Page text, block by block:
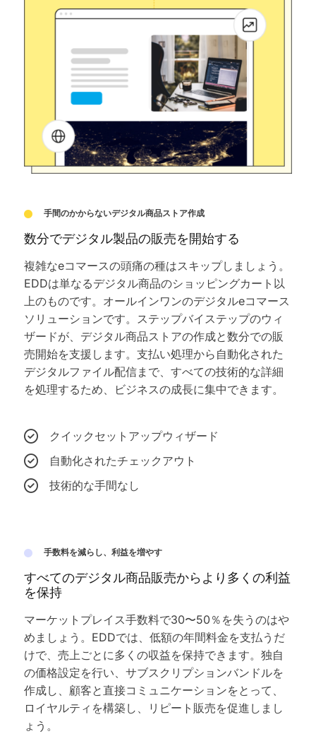
手間のかからないデジタル商品ストア作成
数分でデジタル製品の販売を開始する
複雑なeコマースの頭痛の種はスキップしましょう。
EDDは単なるデジタル商品のショッピングカート以
上のものです。オールインワンのデジタルeコマース
ソリューションです。ステップバイステップのウィ
ザードが、デジタル商品ストアの作成と数分での販
売開始を支援します。支払い処理から自動化された
デジタルファイル配信まで、すべての技術的な詳細
を処理するため、ビジネスの成長に集中できます。
クイックセットアップウィザード
自動化されたチェックアウト
技術的な手間なし
手数料を減らし、利益を増やす
すべてのデジタル商品販売からより多くの利益
を保持
マーケットプレイス手数料で30〜50％を失うのはや
めましょう。EDDでは、低額の年間料金を支払うだ
けで、売上ごとに多くの収益を保持できます。 独自
の価格設定を行い、サブスクリプションバンドルを
作成し、顧客と直接コミュニケーションをとって、
ロイヤルティを構築し、リピート販売を促進しまし
ょう。